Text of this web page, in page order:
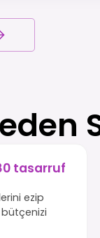
tasarruf
ezip